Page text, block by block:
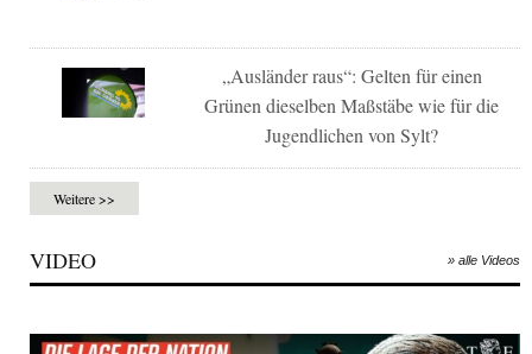
„Ausländer raus“: Gelten für einen
Grünen dieselben Maßstäbe wie für die
Jugendlichen von Sylt?
Weitere >>
VIDEO » alle Videos